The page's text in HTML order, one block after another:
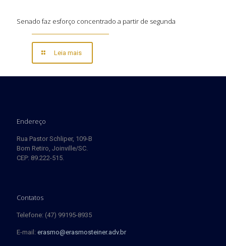
Senado faz esforço concentrado a partir de segunda
Leia mais
Endereço
Rua Pastor Schliper, 109-B
Bom Retiro, Joinville/SC.
CEP: 89.222-515.
Contatos
Telefone: (47) 99195-8935
E-mail: erasmo@erasmosteiner.adv.br